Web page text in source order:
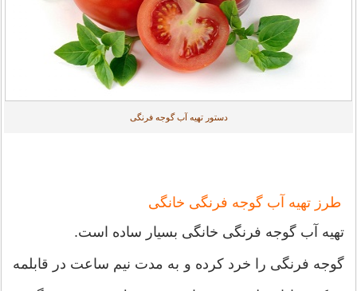
دستور تهیه آب گوجه فرنگی
طرز تهیه آب گوجه فرنگی خانگی
تهیه آب گوجه فرنگی خانگی بسیار ساده است.
گوجه فرنگی را خرد کرده و به مدت نیم ساعت در قابلمه